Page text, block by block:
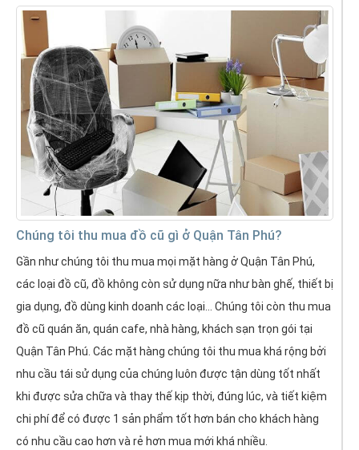
Chúng tôi thu mua đồ cũ gì ở Quận Tân Phú?
Gần như chúng tôi thu mua mọi mặt hàng ở Quận Tân Phú,
các loại đồ cũ, đồ không còn sử dụng nữa như bàn ghế, thiết bị
gia dụng, đồ dùng kinh doanh các loại... Chúng tôi còn thu mua
đồ cũ quán ăn, quán cafe, nhà hàng, khách sạn trọn gói tại
Quận Tân Phú. Các mặt hàng chúng tôi thu mua khá rộng bởi
nhu cầu tái sử dụng của chúng luôn được tận dùng tốt nhất
khi được sửa chữa và thay thế kịp thời, đúng lúc, và tiết kiệm
chi phí để có được 1 sản phẩm tốt hơn bán cho khách hàng
có nhu cầu cao hơn và rẻ hơn mua mới khá nhiều.